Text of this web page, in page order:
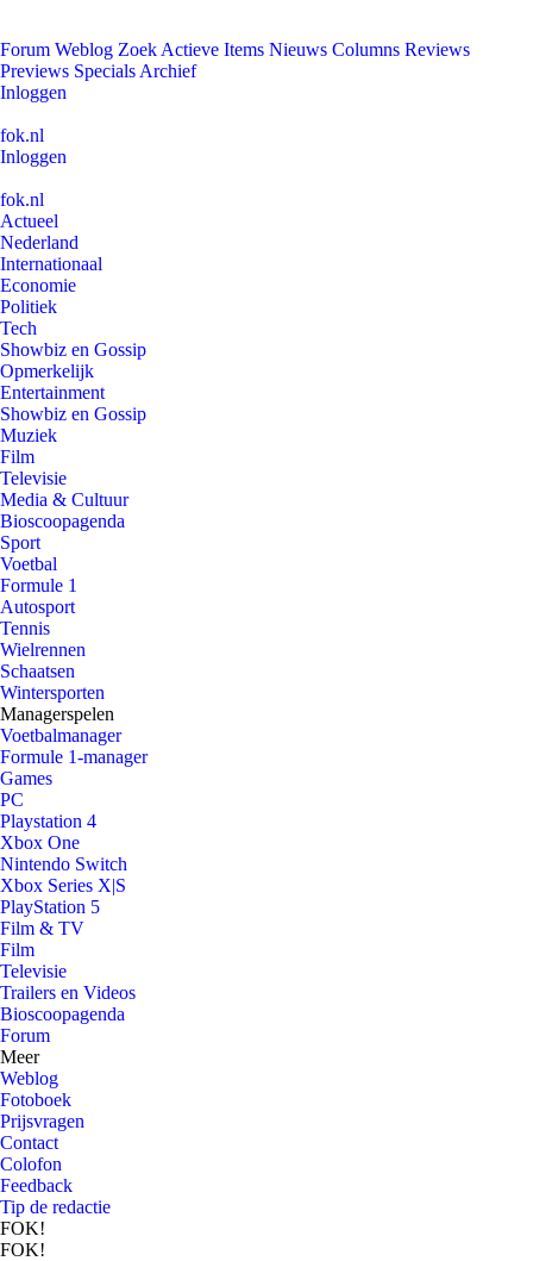
Forum Weblog Zoek Actieve Items Nieuws Columns Reviews
Previews Specials Archief
Inloggen
fok.nl
Inloggen
fok.nl
Actueel
Nederland
Internationaal
Economie
Politiek
Tech
Showbiz en Gossip
Opmerkelijk
Entertainment
Showbiz en Gossip
Muziek
Film
Televisie
Media & Cultuur
Bioscoopagenda
Sport
Voetbal
Formule 1
Autosport
Tennis
Wielrennen
Schaatsen
Wintersporten
Managerspelen
Voetbalmanager
Formule 1-manager
Games
PC
Playstation 4
Xbox One
Nintendo Switch
Xbox Series X|S
PlayStation 5
Film & TV
Film
Televisie
Trailers en Videos
Bioscoopagenda
Forum
Meer
Weblog
Fotoboek
Prijsvragen
Contact
Colofon
Feedback
Tip de redactie
FOK!
FOK!